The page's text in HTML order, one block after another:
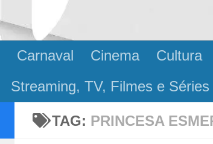
Carnaval Cinema Cultura
Streaming, TV, Filmes e Séries
TAG: PRINCESA